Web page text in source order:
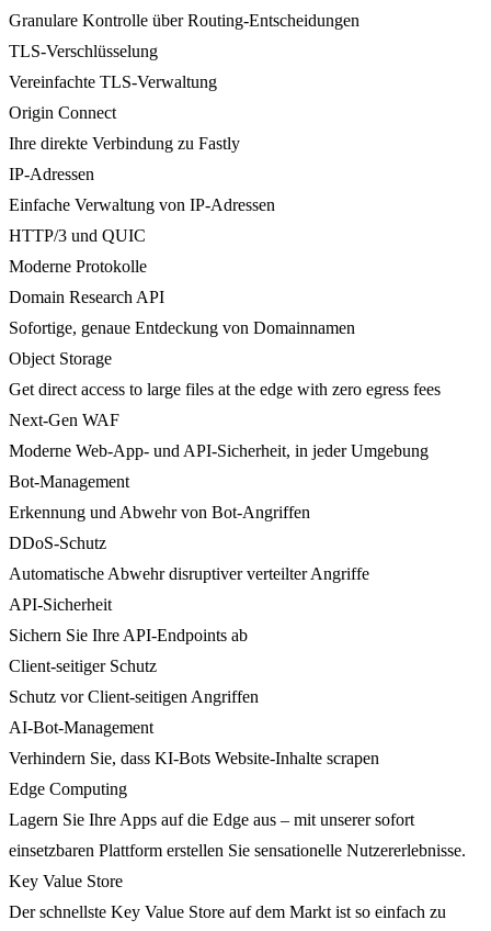
Granulare Kontrolle über Routing-Entscheidungen
TLS-Verschlüsselung
Vereinfachte TLS-Verwaltung
Origin Connect
Ihre direkte Verbindung zu Fastly
IP-Adressen
Einfache Verwaltung von IP-Adressen
HTTP/3 und QUIC
Moderne Protokolle
Domain Research API
Sofortige, genaue Entdeckung von Domainnamen
Object Storage
Get direct access to large files at the edge with zero egress fees
Next-Gen WAF
Moderne Web-App- und API-Sicherheit, in jeder Umgebung
Bot-Management
Erkennung und Abwehr von Bot-Angriffen
DDoS-Schutz
Automatische Abwehr disruptiver verteilter Angriffe
API-Sicherheit
Sichern Sie Ihre API-Endpoints ab
Client-seitiger Schutz
Schutz vor Client-seitigen Angriffen
AI-Bot-Management
Verhindern Sie, dass KI-Bots Website-Inhalte scrapen
Edge Computing
Lagern Sie Ihre Apps auf die Edge aus – mit unserer sofort
einsetzbaren Plattform erstellen Sie sensationelle Nutzererlebnisse.
Key Value Store
Der schnellste Key Value Store auf dem Markt ist so einfach zu